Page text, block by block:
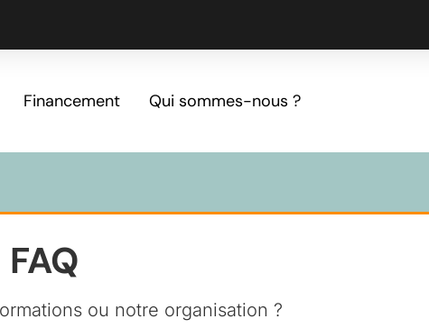
Financement Qui sommes-nous ?
FAQ
ou notre organisation ?